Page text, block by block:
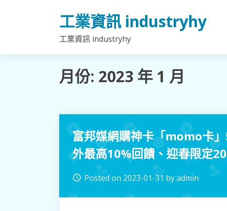
工業資訊 industryhy
工業資訊 industryhy
月份: 2023 年 1 月
富邦媒網購神卡「momo卡
外最高10%回饋、迎春限定
access_time Posted on 2023-01-31 byadmin